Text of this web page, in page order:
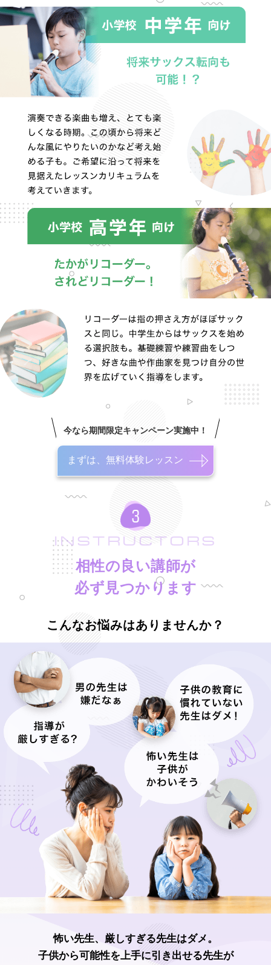
今なら期間限定キャンペーン実施中！
まずは、無料体験レッスン
INSTRUCTORS
相性の良い講師が
必ず見つかります
こんなお悩みはありませんか？
怖い先生、厳しすぎる先生はダメ。
子供から可能性を上手に引き出せる先生が